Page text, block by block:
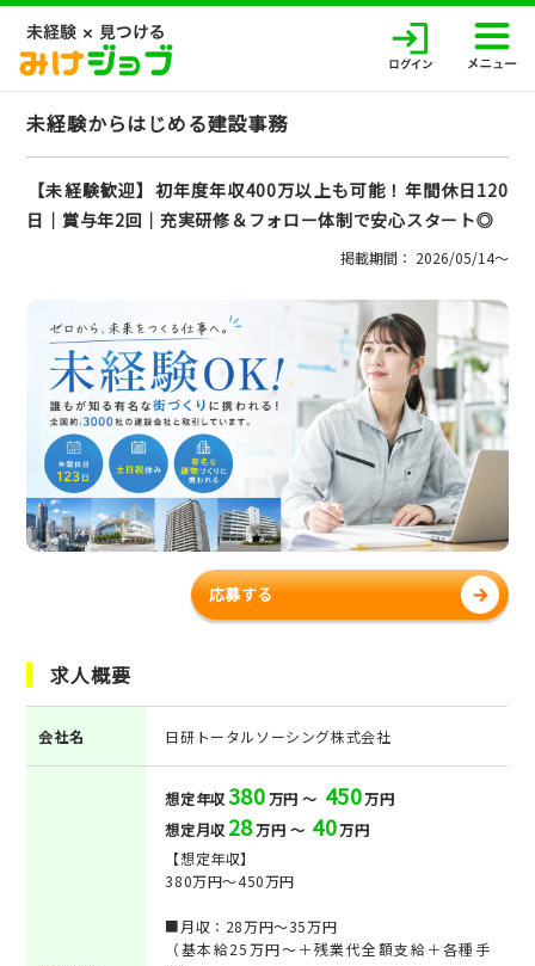
未経験からはじめる建設事務
【未経験歓迎】初年度年収400万以上も可能！年間休日120
日│賞与年2回│充実研修＆フォロー体制で安心スタート◎
掲載期間： 2026/05/14〜
応募する
求人概要
会社名 日研トータルソーシング株式会社
想定年収380万円 ～ 450万円
想定月収 28万円 ～ 40万円
【想定年収】
380万円～450万円
■月収：28万円～35万円
（基本給25万円～＋残業代全額支給＋各種手